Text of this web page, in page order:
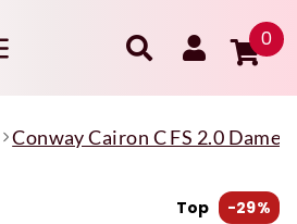
0
Conway Cairon C FS 2.0
Top -29%